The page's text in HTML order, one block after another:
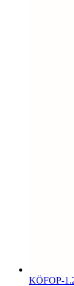
KÖFOP-